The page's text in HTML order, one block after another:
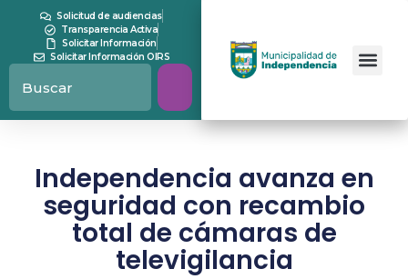
Solicitud de audiencias
Transparencia Activa
Solicitar Información
Solicitar Información OIRS
Independencia avanza en
seguridad con recambio
total de cámaras de
televigilancia